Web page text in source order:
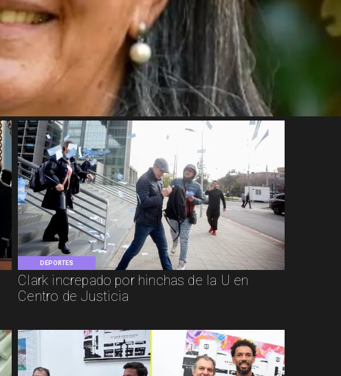
DEPORTES
Clark increpado por hinchas de la U en
Centro de Justicia